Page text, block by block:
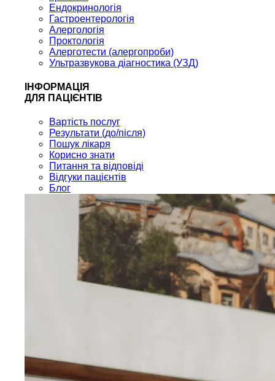
Ендокринологія
Гастроентерологія
Алергологія
Проктологія
Алерготести (алергопроби)
Ультразвукова діагностика (УЗД)
ІНФОРМАЦІЯ
ДЛЯ ПАЦІЄНТІВ
Вартість послуг
Результати (до/після)
Пошук лікаря
Корисно знати
Питання та відповіді
Відгуки пацієнтів
Блог